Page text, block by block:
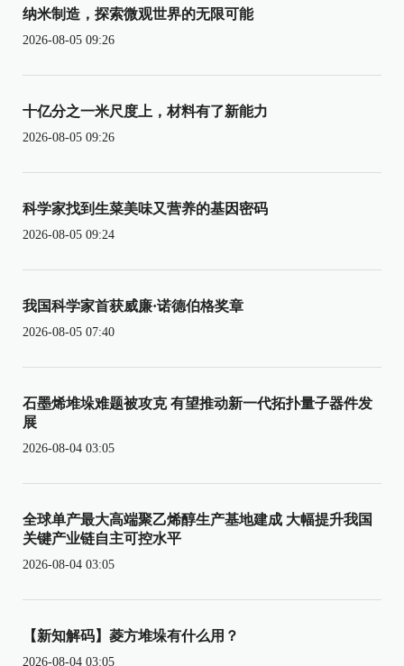
纳米制造，探索微观世界的无限可能
2026-08-05 09:26
十亿分之一米尺度上，材料有了新能力
2026-08-05 09:26
科学家找到生菜美味又营养的基因密码
2026-08-05 09:24
我国科学家首获威廉·诺德伯格奖章
2026-08-05 07:40
石墨烯堆垛难题被攻克 有望推动新一代拓扑量子器件发
展
2026-08-04 03:05
全球单产最大高端聚乙烯醇生产基地建成 大幅提升我国
关键产业链自主可控水平
2026-08-04 03:05
【新知解码】菱方堆垛有什么用？
2026-08-04 03:05